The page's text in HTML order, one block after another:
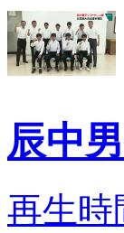
辰中
再生時